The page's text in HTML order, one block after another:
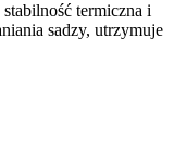
termiczna i
sadzy, utrzymuje